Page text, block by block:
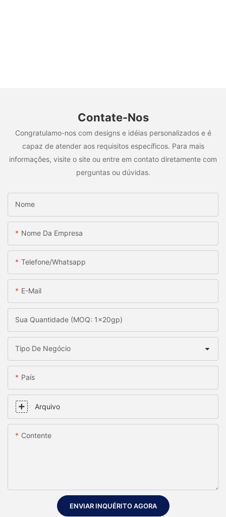
Contate-Nos
Congratulamo-nos com designs e idéias personalizados e é
capaz de atender aos requisitos específicos. Para mais
informações, visite o site ou entre em contato diretamente com
perguntas ou dúvidas.
Nome
Nome Da Empresa
Telefone/whatsapp
E-Mail
Sua Quantidade (MOQ: 1x20gp)
Tipo De Negócio
País
Arquivo
Contente
ENVIAR INQUÉRITO AGORA